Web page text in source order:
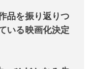
品を振り返りつ
いる映画化決定